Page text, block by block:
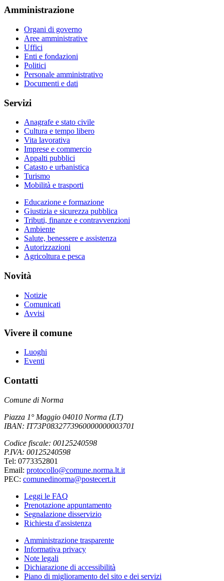
Amministrazione
Organi di governo
Aree amministrative
Uffici
Enti e fondazioni
Politici
Personale amministrativo
Documenti e dati
Servizi
Anagrafe e stato civile
Cultura e tempo libero
Vita lavorativa
Imprese e commercio
Appalti pubblici
Catasto e urbanistica
Turismo
Mobilità e trasporti
Educazione e formazione
Giustizia e sicurezza pubblica
Tributi, finanze e contravvenzioni
Ambiente
Salute, benessere e assistenza
Autorizzazioni
Agricoltura e pesca
Novità
Notizie
Comunicati
Avvisi
Vivere il comune
Luoghi
Eventi
Contatti
Comune di Norma
Piazza 1° Maggio 04010 Norma (LT)
IBAN: IT73P0832773960000000003701
Codice fiscale: 00125240598
P.IVA: 00125240598
Tel: 0773352801
Email: protocollo@comune.norma.lt.it
PEC: comunedinorma@postecert.it
Leggi le FAQ
Prenotazione appuntamento
Segnalazione disservizio
Richiesta d'assistenza
Amministrazione trasparente
Informativa privacy
Note legali
Dichiarazione di accessibilità
Piano di miglioramento del sito e dei servizi